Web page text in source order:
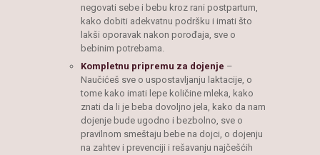
negovati sebe i bebu kroz rani postpartum,
kako dobiti adekvatnu podršku i imati što
lakši oporavak nakon porođaja, sve o
bebinim potrebama.
Kompletnu pripremu za dojenje –
Naučićeš sve o uspostavljanju laktacije, o
tome kako imati lepe količine mleka, kako
znati da li je beba dovoljno jela, kako da nam
dojenje bude ugodno i bezbolno, sve o
pravilnom smeštaju bebe na dojci, o dojenju
na zahtev i prevenciji i rešavanju najčešćih